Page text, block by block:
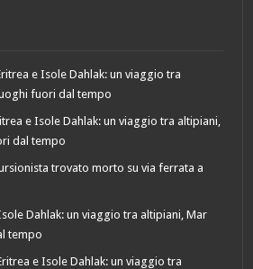
e Isole Dahlak: un viaggio tra
fuori dal tempo
e Isole Dahlak: un viaggio tra altipiani,
dal tempo
trovato morto su via ferrata a
Dahlak: un viaggio tra altipiani, Mar
tempo
e Isole Dahlak: un viaggio tra